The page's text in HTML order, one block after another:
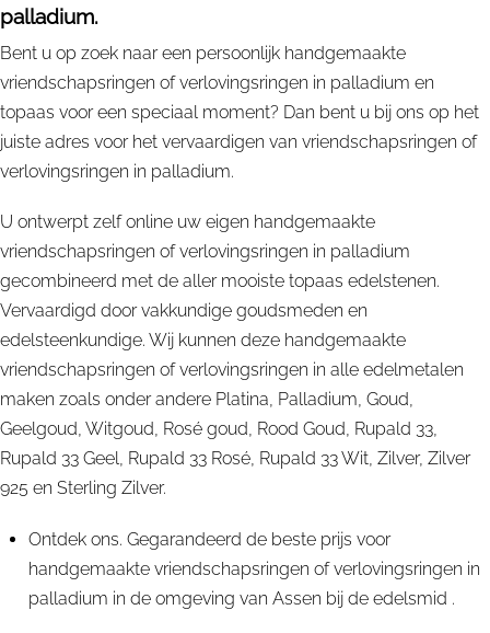
palladium.
Bent u op zoek naar een persoonlijk handgemaakte
vriendschapsringen of verlovingsringen in palladium en
topaas voor een speciaal moment? Dan bent u bij ons op het
juiste adres voor het vervaardigen van vriendschapsringen of
verlovingsringen in palladium.
U ontwerpt zelf online uw eigen handgemaakte
vriendschapsringen of verlovingsringen in palladium
gecombineerd met de aller mooiste topaas edelstenen.
Vervaardigd door vakkundige goudsmeden en
edelsteenkundige. Wij kunnen deze handgemaakte
vriendschapsringen of verlovingsringen in alle edelmetalen
maken zoals onder andere Platina, Palladium, Goud,
Geelgoud, Witgoud, Rosé goud, Rood Goud, Rupald 33,
Rupald 33 Geel, Rupald 33 Rosé, Rupald 33 Wit, Zilver, Zilver
925 en Sterling Zilver.
Ontdek ons. Gegarandeerd de beste prijs voor
handgemaakte vriendschapsringen of verlovingsringen in
palladium in de omgeving van Assen bij de edelsmid .